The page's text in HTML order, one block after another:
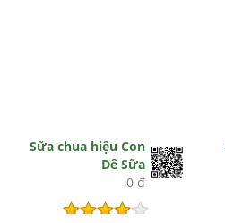
Sữa chua hiệu Con
Dê Sữa
0 đ